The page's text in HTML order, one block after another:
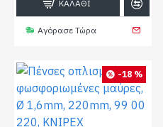
ΚΑΛΆΘΙ
Αγόρασε Τώρα
-18 %